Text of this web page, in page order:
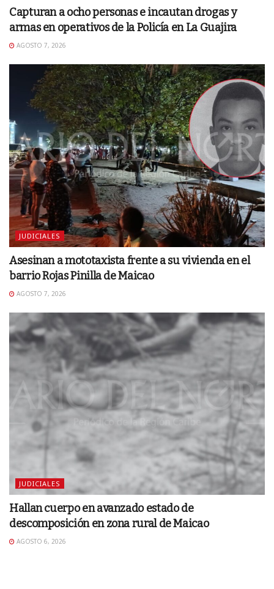
Capturan a ocho personas e incautan drogas y
armas en operativos de la Policía en La Guajira
AGOSTO 7, 2026
JUDICIALES
Asesinan a mototaxista frente a su vivienda en el
barrio Rojas Pinilla de Maicao
AGOSTO 7, 2026
JUDICIALES
Hallan cuerpo en avanzado estado de
descomposición en zona rural de Maicao
AGOSTO 6, 2026